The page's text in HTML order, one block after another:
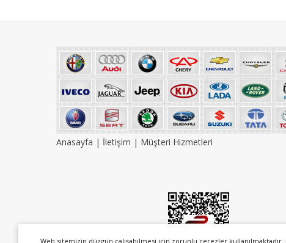
Web sitemizin düzgün çalışabilmesi için zorunlu çerezler kullanılmaktadır.
Anasayfa | İletişim | Müşteri Hizmetleri